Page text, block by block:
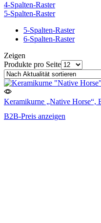
4-Spalten-Raster
5-Spalten-Raster
5-Spalten-Raster
6-Spalten-Raster
Zeigen
Produkte pro Seite
Keramikurne „Native Horse“,
B2B-Preis anzeigen